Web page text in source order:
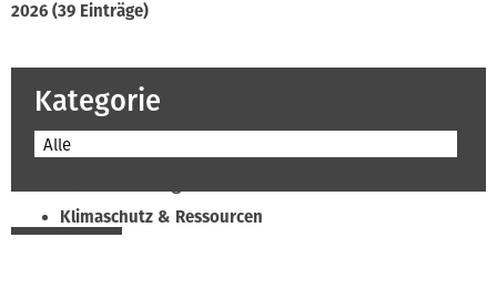
2026 (39 Einträge)
Kategorie
Alle
Klimaschutz & Ressourcen